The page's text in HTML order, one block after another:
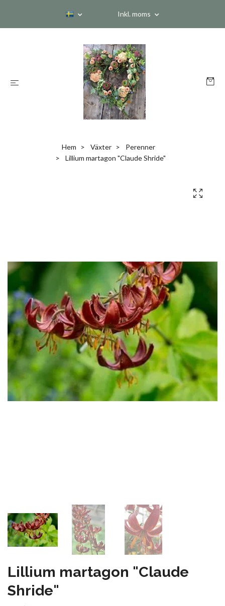
Inkl. moms
Hem Växter
Perenner
Lillium martagon "Claude Shride"
Lillium martagon "Claude
Shride"